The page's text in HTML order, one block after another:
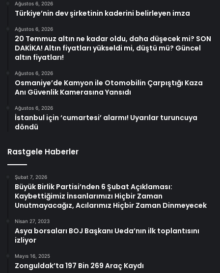
Ağustos 6, 2026
Türkiye’nin dev şirketinin kaderini belirleyen imza
Ağustos 6, 2026
20 Temmuz altın ne kadar oldu, daha düşecek mi? SON
DAKİKA! Altın fiyatları yükseldi mi, düştü mü? Güncel
altın fiyatları!
Ağustos 6, 2026
Osmaniye’de Kamyon ile Otomobilin Çarpıştığı Kaza
Anı Güvenlik Kamerasına Yansıdı
Ağustos 6, 2026
İstanbul için ‘cumartesi’ alarmı! Uyarılar turuncuya
döndü
Rastgele Haberler
Şubat 7, 2026
Büyük Birlik Partisi’nden 6 Şubat Açıklaması:
Kaybettiğimiz İnsanlarımızı Hiçbir Zaman
Unutmayacağız, Acılarımız Hiçbir Zaman Dinmeyecek
Nisan 27, 2023
Asya borsaları BOJ Başkanı Ueda’nın ilk toplantısını
izliyor
Mayıs 16, 2025
Zonguldak’ta 197 Bin 269 Araç Kaydı